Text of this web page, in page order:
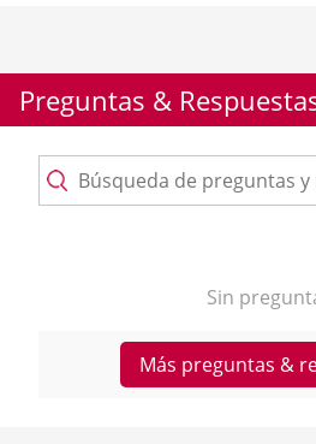
Preguntas &
Sin
Más preguntas &